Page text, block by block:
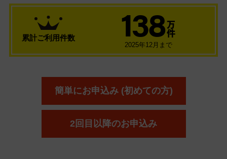
累計ご利用件数 138 万
件
2025年12月まで
簡単にお申込み (初めての方)
2回目以降のお申込み